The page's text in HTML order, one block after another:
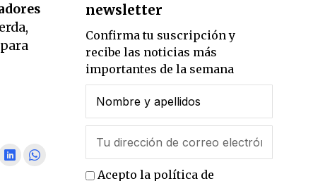
newsletter
Confirma tu suscripción y
recibe las noticias más
importantes de la semana
Acepto la política de